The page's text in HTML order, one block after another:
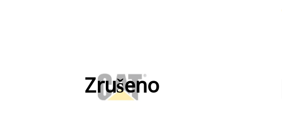
Zrušeno